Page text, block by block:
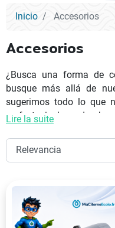
Inicio Accesorios
Accesorios
¿Busca una forma de
busque más allá de
sugerimos todo lo que
perfecta, incluyendo
Haga su pedido hoy
Lire la suite